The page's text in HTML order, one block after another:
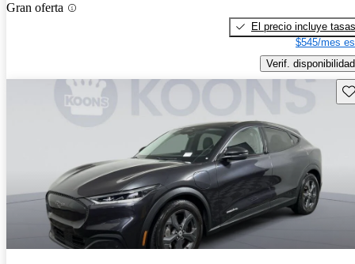
Gran oferta
El precio incluye tasas
$545/mes
Verif. disponibilidad